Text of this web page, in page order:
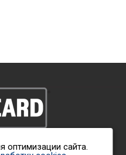
данных
оптимизации сайта.